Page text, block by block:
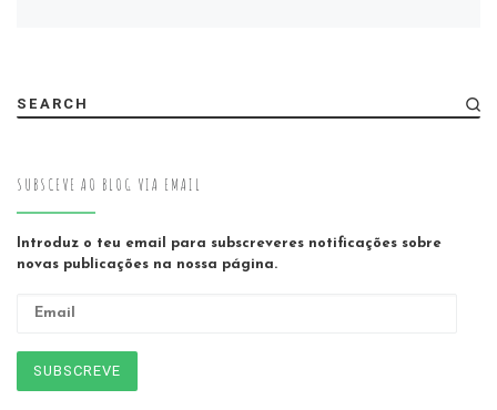
SEARCH
SUBSCEVE AO BLOG VIA EMAIL
Introduz o teu email para subscreveres notificações sobre
novas publicações na nossa página.
SUBSCREVE